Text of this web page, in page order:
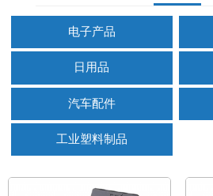
电子产品
日用品
汽车配件
工业塑料制品